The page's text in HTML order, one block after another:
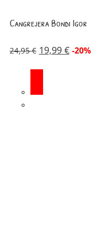
Cangrejera Bondi Igor
24,95€ 19,99 € -20%